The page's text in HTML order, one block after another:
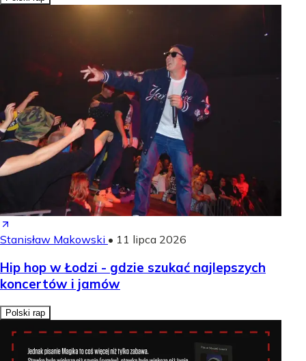
Stanisław Makowski • 11 lipca 2026
Hip hop w Łodzi - gdzie szukać najlepszych
koncertów i jamów
Polski rap